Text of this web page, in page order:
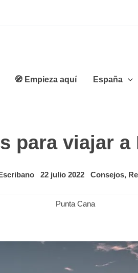
🧭 Empieza aquí España
para viajar
22 julio 2022 Consejos,
Punta Cana